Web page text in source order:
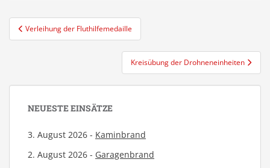
Beitragsnavigation
Verleihung der Fluthilfemedaille
Kreisübung der Drohneneinheiten
NEUESTE EINSÄTZE
3. August 2026 - Kaminbrand
2. August 2026 - Garagenbrand